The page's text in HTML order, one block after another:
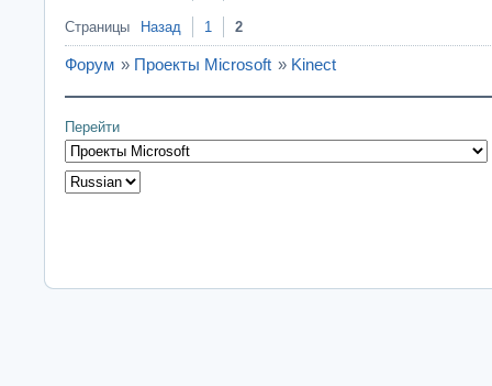
Страницы Назад 1 2
Форум » Проекты Microsoft » Kinect
Перейти